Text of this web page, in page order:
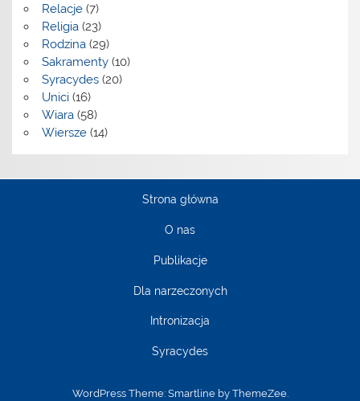
Relacje(7)
Religia(23)
Rodzina(29)
Sakramenty(10)
Syracydes(20)
Unici(16)
Wiara(58)
Wiersze(14)
Strona główna
O nas
Publikacje
Dla narzeczonych
Intronizacja
Syracydes
WordPress Theme: Smartline by ThemeZee.